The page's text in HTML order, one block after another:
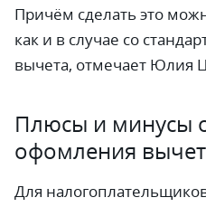
Причём сделать это
как и в случае со
вычета, отмечает Юлия
Плюсы и минусы
офомления
Для